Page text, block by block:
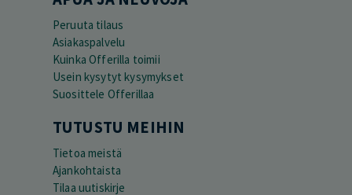
Peruuta tilaus
Asiakaspalvelu
Kuinka Offerilla toimii
Usein kysytyt kysymykset
Suosittele Offerillaa
TUTUSTU MEIHIN
Tietoa meistä
Ajankohtaista
Tilaa uutiskirje